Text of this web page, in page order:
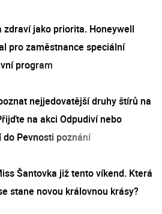
zdraví jako priorita. Honeywell
pro zaměstnance speciální
program
nejjedovatější druhy štírů na
na akci Odpudiví nebo
do Pevnosti poznání
Šantovka již tento víkend. Která
stane novou královnou krásy?